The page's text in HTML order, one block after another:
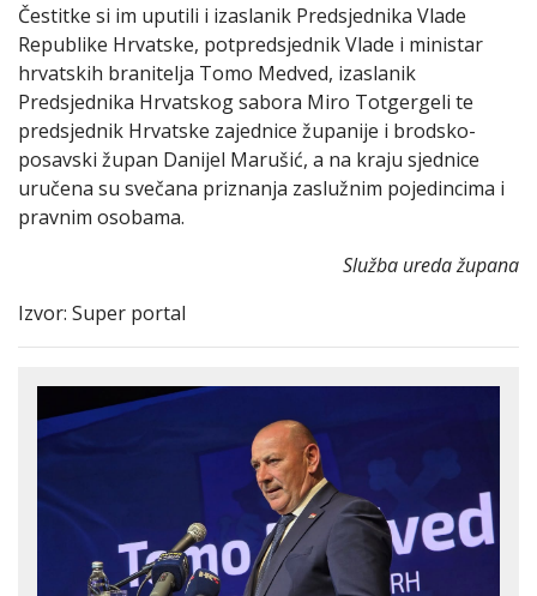
Čestitke si im uputili i izaslanik Predsjednika Vlade
Republike Hrvatske, potpredsjednik Vlade i ministar
hrvatskih branitelja Tomo Medved, izaslanik
Predsjednika Hrvatskog sabora Miro Totgergeli te
predsjednik Hrvatske zajednice županije i brodsko-
posavski župan Danijel Marušić, a na kraju sjednice
uručena su svečana priznanja zaslužnim pojedincima i
pravnim osobama.
Služba ureda župana
Izvor: Super portal